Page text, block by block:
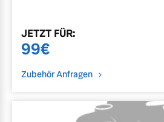
JETZT FÜR:
99€
Zubehör Anfragen